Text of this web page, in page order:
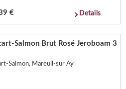
€ Details
Salmon Brut Rosé Jeroboam 3
Salmon, Mareuil-sur Ay